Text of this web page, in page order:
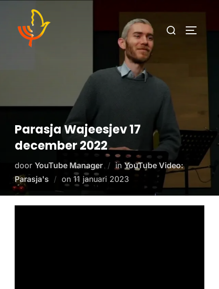
Parasja Wajeesjev 17
december 2022
door YouTube Manager in YouTube Video:
Parasja's
on 11 januari 2023